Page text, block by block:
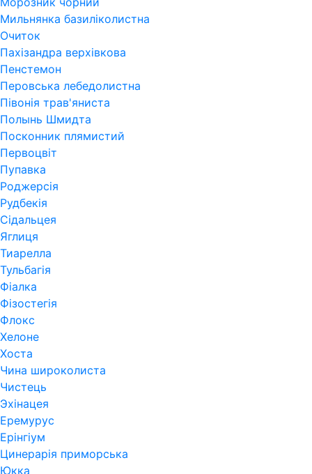
Мильнянка базиліколистна
Очиток
Пахізандра верхівкова
Пенстемон
Перовська лебедолистна
Півонія трав'яниста
Полынь Шмидта
Посконник плямистий
Первоцвіт
Пупавка
Роджерсія
Рудбекія
Сідальцея
Яглиця
Тиарелла
Тульбагія
Фіалка
Фізостегія
Флокс
Хелоне
Хоста
Чина широколиста
Чистець
Эхінацея
Еремурус
Ерінгіум
Цинерарія приморська
Юкка